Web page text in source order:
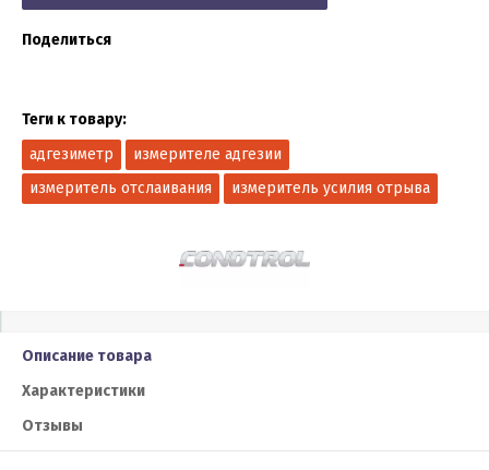
Поделиться
Теги к товару:
адгезиметр
измерителе адгезии
измеритель отслаивания
измеритель усилия отрыва
Описание товара
Характеристики
Отзывы